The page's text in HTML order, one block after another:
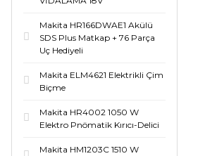
Makita HR166DWAE1 Akülü
SDS Plus Matkap + 76 Parça
Uç Hediyeli
Makita ELM4621 Elektrikli Çim
Biçme
Makita HR4002 1050 W
Elektro Pnömatik Kırıcı-Delici
Makita HM1203C 1510 W